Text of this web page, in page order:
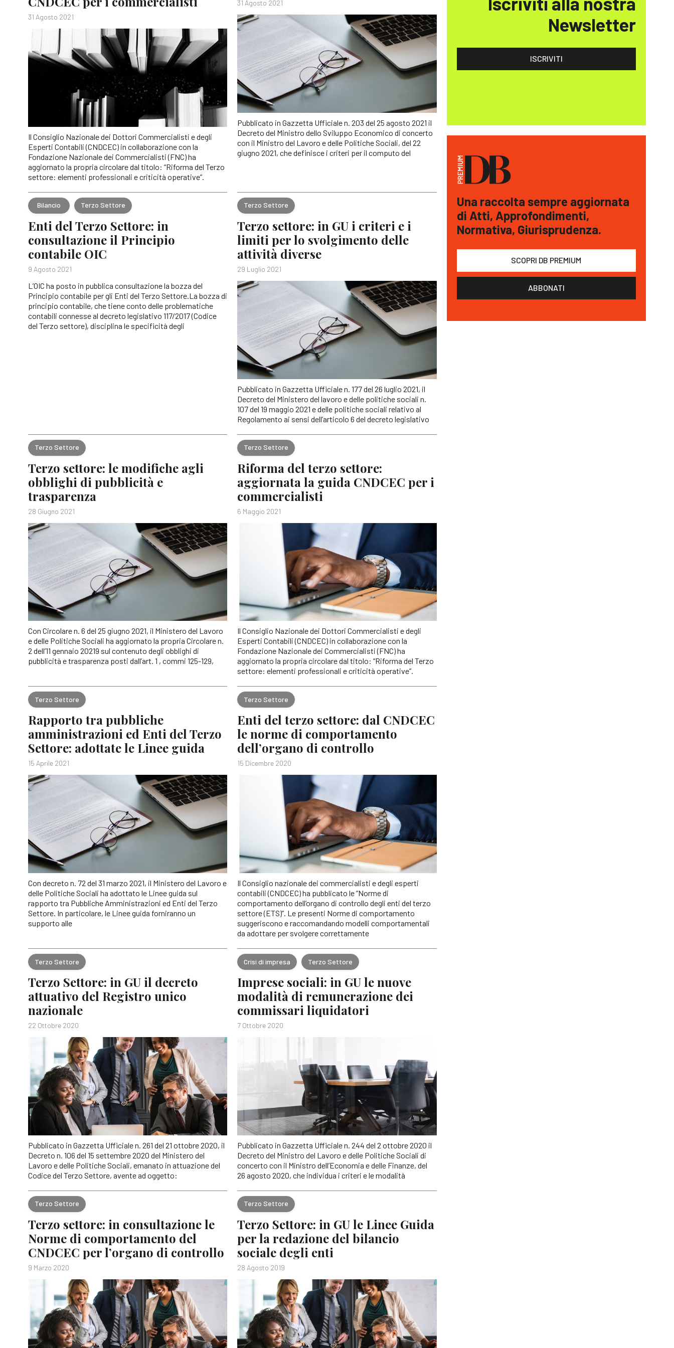
31 Agosto 2021
Il Consiglio Nazionale dei Dottori Commercialisti e degli
Esperti Contabili (CNDCEC) in collaborazione con la
Fondazione Nazionale dei Commercialisti (FNC) ha
aggiornato la propria circolare dal titolo: “Riforma del Terzo
settore: elementi professionali e criticità operative”.
31 Agosto 2021
Pubblicato in Gazzetta Ufficiale n. 203 del 25 agosto 2021 il
Decreto del Ministro dello Sviluppo Economico di concerto
con il Ministro del Lavoro e delle Politiche Sociali, del 22
giugno 2021, che definisce i criteri per il computo del
Bilancio Terzo Settore
Enti del Terzo Settore: in
consultazione il Principio
contabile OIC
9 Agosto 2021
L’OIC ha posto in pubblica consultazione la bozza del
Principio contabile per gli Enti del Terzo Settore.La bozza di
principio contabile, che tiene conto delle problematiche
contabili connesse al decreto legislativo 117/2017 (Codice
del Terzo settore), disciplina le specificità degli
Terzo Settore
Terzo settore: in GU i criteri e i
limiti per lo svolgimento delle
attività diverse
29 Luglio 2021
Pubblicato in Gazzetta Ufficiale n. 177 del 26 luglio 2021, il
Decreto del Ministero del lavoro e delle politiche sociali n.
107 del 19 maggio 2021 e delle politiche sociali relativo al
Regolamento ai sensi dell’articolo 6 del decreto legislativo
Terzo Settore
Terzo settore: le modifiche agli
obblighi di pubblicità e
trasparenza
28 Giugno 2021
Con Circolare n. 6 del 25 giugno 2021, il Ministero del Lavoro
e delle Politiche Sociali ha aggiornato la propria Circolare n.
2 dell’11 gennaio 20219 sul contenuto degli obblighi di
pubblicità e trasparenza posti dall’art. 1 , commi 125-129,
Terzo Settore
Riforma del terzo settore:
aggiornata la guida CNDCEC per i
commercialisti
6 Maggio 2021
Il Consiglio Nazionale dei Dottori Commercialisti e degli
Esperti Contabili (CNDCEC) in collaborazione con la
Fondazione Nazionale dei Commercialisti (FNC) ha
aggiornato la propria circolare dal titolo: “Riforma del Terzo
settore: elementi professionali e criticità operative”.
Terzo Settore
Rapporto tra pubbliche
amministrazioni ed Enti del Terzo
Settore: adottate le Linee guida
15 Aprile 2021
Con decreto n. 72 del 31 marzo 2021, il Ministero del Lavoro e
delle Politiche Sociali ha adottato le Linee guida sul
rapporto tra Pubbliche Amministrazioni ed Enti del Terzo
Settore. In particolare, le Linee guida forniranno un
supporto alle
Terzo Settore
Enti del terzo settore: dal CNDCEC
le norme di comportamento
dell’organo di controllo
15 Dicembre 2020
Il Consiglio nazionale dei commercialisti e degli esperti
contabili (CNDCEC) ha pubblicato le “Norme di
comportamento dell’organo di controllo degli enti del terzo
settore (ETS)”. Le presenti Norme di comportamento
suggeriscono e raccomandando modelli comportamentali
da adottare per svolgere correttamente
Terzo Settore
Terzo Settore: in GU il decreto
attuativo del Registro unico
nazionale
22 Ottobre 2020
Pubblicato in Gazzetta Ufficiale n. 261 del 21 ottobre 2020, il
Decreto n. 106 del 15 settembre 2020 del Ministero del
Lavoro e delle Politiche Sociali, emanato in attuazione del
Codice del Terzo Settore, avente ad oggetto:
Crisi di impresa Terzo Settore
Imprese sociali: in GU le nuove
modalità di remunerazione dei
commissari liquidatori
7 Ottobre 2020
Pubblicato in Gazzetta Ufficiale n. 244 del 2 ottobre 2020 il
Decreto del Ministro del Lavoro e delle Politiche Sociali di
concerto con il Ministro dell’Economia e delle Finanze, del
26 agosto 2020, che individua i criteri e le modalità
Terzo Settore
Terzo settore: in consultazione le
Norme di comportamento del
CNDCEC per l’organo di controllo
9 Marzo 2020
Terzo Settore
Terzo Settore: in GU le Linee Guida
per la redazione del bilancio
sociale degli enti
28 Agosto 2019
Newsletter
ISCRIVITI
Una raccolta sempre aggiornata
di Atti, Approfondimenti,
Normativa, Giurisprudenza.
SCOPRI DB PREMIUM
ABBONATI